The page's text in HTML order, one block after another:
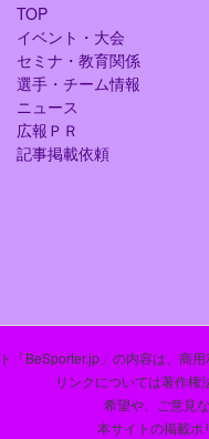
TOP
イベント・大会
セミナ・教育関係
選手・チーム情報
ニュース
広報ＰＲ
記事掲載依頼
「BeSporter.jp」の内容は、商
リンクについては著作権
希望や、ご意見
本サイトの掲載ポ